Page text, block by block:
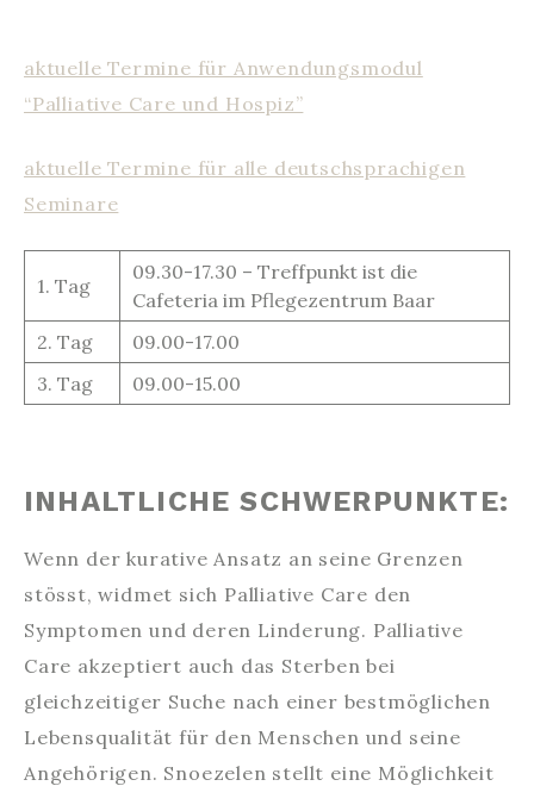
aktuelle Termine für Anwendungsmodul
“Palliative Care und Hospiz”
aktuelle Termine für alle deutschsprachigen
Seminare
1. Tag
09.30-17.30 – Treffpunkt ist die
Cafeteria im Pflegezentrum Baar
2. Tag
09.00-17.00
3. Tag
09.00-15.00
INHALTLICHE SCHWERPUNKTE:
Wenn der kurative Ansatz an seine Grenzen
stösst, widmet sich Palliative Care den
Symptomen und deren Linderung. Palliative
Care akzeptiert auch das Sterben bei
gleichzeitiger Suche nach einer bestmöglichen
Lebensqualität für den Menschen und seine
Angehörigen. Snoezelen stellt eine Möglichkeit